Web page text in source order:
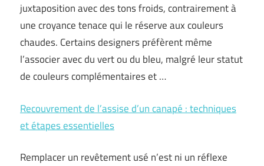
juxtaposition avec des tons froids, contrairement à
une croyance tenace qui le réserve aux couleurs
chaudes. Certains designers préfèrent même
l’associer avec du vert ou du bleu, malgré leur statut
de couleurs complémentaires et …
Recouvrement de l’assise d’un canapé : techniques
et étapes essentielles
Remplacer un revêtement usé n’est ni un réflexe